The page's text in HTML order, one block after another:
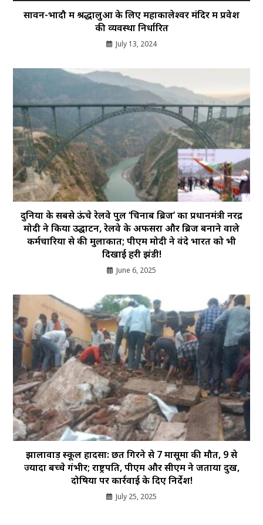
सावन-भादौ में श्रद्धालुओं के लिए महाकालेश्वर मंदिर में प्रवेश
की व्यवस्था निर्धारित
July 13, 2024
दुनिया के सबसे ऊंचे रेलवे पुल ‘चिनाब ब्रिज’ का प्रधानमंत्री नरेंद्र
मोदी ने किया उद्घाटन, रेलवे के अफसरों और ब्रिज बनाने वाले
कर्मचारियों से की मुलाकात; पीएम मोदी ने वंदे भारत को भी
दिखाई हरी झंडी!
June 6, 2025
झालावाड़ स्कूल हादसा: छत गिरने से 7 मासूमों की मौत, 9 से
ज्यादा बच्चे गंभीर; राष्ट्रपति, पीएम और सीएम ने जताया दुख,
दोषियों पर कार्रवाई के दिए निर्देश!
July 25, 2025